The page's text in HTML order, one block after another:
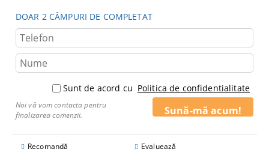
DOAR 2 CÂMPURI DE COMPLETAT
Sunt de acord cu Politica de confidentialitate
Noi vă vom contacta pentru
finalizarea comenzii.
Recomandă Evaluează